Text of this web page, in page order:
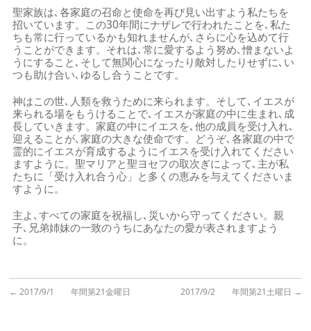
聖家族は､各家庭の召命と使命を再び見い出すよう私たちを
招いています。この30年間にナザレで行われたことを､私た
ちも常に行っているかも知れませんが､さらに心を込めて行
うことができます。それは､常に愛するよう努め､憎まないよ
うにすること､そして無関心になったり敵対したりせずに､い
つも助け合い､ゆるし合うことです。
神はこの世､人類を救うために来られます。そして､イエスが
来られる場をもうけることで､イエスが家庭の中に生まれ､成
長していきます。家庭の中にイエスを､他の成員を受け入れ､
迎えることが､家庭の大きな使命です。どうぞ､各家庭の中で
霊的にイエスが育成するようにイエスを受け入れてください
ますように。聖マリアと聖ヨセフの取次ぎによって､主が私
たちに「受け入れ合う心」と多くの恵みを与えてくださいま
すように。
主よ､すべての家庭を祝福し､災いから守ってください。親
子､兄弟姉妹の一致のうちにあなたの愛が表されますよう
に。
← 2017/9/1 年間第21金曜日 2017/9/2 年間第21土曜日 →